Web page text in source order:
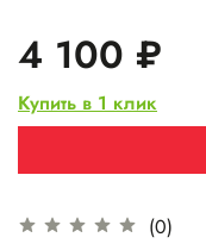
(0)
4 100 ₽
Купить в 1 клик